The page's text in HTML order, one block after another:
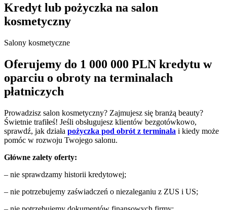
Kredyt lub pożyczka na salon
kosmetyczny
Salony kosmetyczne
Oferujemy do 1 000 000 PLN kredytu w
oparciu o obroty na terminalach
płatniczych
Prowadzisz salon kosmetyczny? Zajmujesz się branżą beauty?
Świetnie trafiłeś! Jeśli obsługujesz klientów bezgotówkowo,
sprawdź, jak działa pożyczka pod obrót z terminala i kiedy może
pomóc w rozwoju Twojego salonu.
Główne zalety oferty:
– nie sprawdzamy historii kredytowej;
– nie potrzebujemy zaświadczeń o niezaleganiu z ZUS i US;